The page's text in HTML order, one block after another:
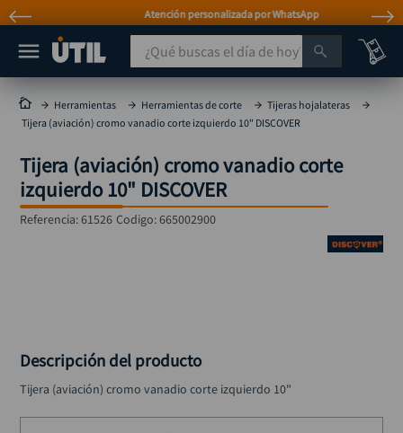
Atención personalizada por WhatsApp
¿Qué buscas el día de hoy?
Herramientas Herramientas de corte
Tijeras hojalateras
Tijera (aviación) cromo vanadio corte izquierdo 10" DISCOVER
Tijera (aviación) cromo vanadio corte
izquierdo 10" DISCOVER
Referencia:61526 Codigo:665002900
Descripción del producto
Tijera (aviación) cromo vanadio corte izquierdo 10"
MÁS BUSCADOS
taladro
taladros pulidoras
compresor
broca
mototool
taladro inalámbrico
rodachina